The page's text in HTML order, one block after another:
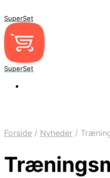
SuperSet
SuperSet
Forside / Nyheder /